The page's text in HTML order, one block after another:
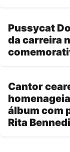
Pussycat
da carreira
Cantor
álbum com
Rita